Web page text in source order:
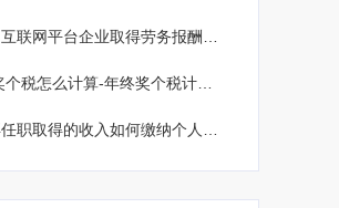
2025年终奖个税怎么计算-年终奖个税计算器